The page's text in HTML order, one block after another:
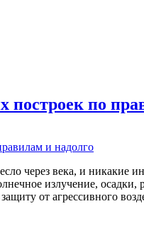
построек по
через века, и
излучение,
от агрессивного